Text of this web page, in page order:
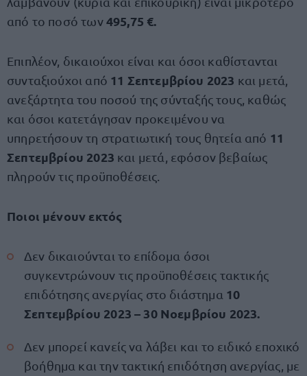
από το ποσό των495,75 €.
Επιπλέον, δικαιούχοι είναι και όσοι καθίστανται
συνταξιούχοι από 11 Σεπτεμβρίου 2023 και μετά,
ανεξάρτητα του ποσού της σύνταξής τους, καθώς
και όσοι κατετάγησαν προκειμένου να
υπηρετήσουν τη στρατιωτική τους θητεία από 11
Σεπτεμβρίου 2023 και μετά, εφόσον βεβαίως
πληρούν τις προϋποθέσεις.
Ποιοι μένουν εκτός
Δεν δικαιούνται το επίδομα όσοι
συγκεντρώνουν τις προϋποθέσεις τακτικής
επιδότησης ανεργίας στο διάστημα 10
Σεπτεμβρίου 2023 – 30 Νοεμβρίου 2023.
Δεν μπορεί κανείς να λάβει και το ειδικό εποχικό
βοήθημα και την τακτική επιδότηση ανεργίας, με